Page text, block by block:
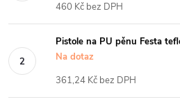
460 Kč bez DPH
Pistole na PU pěnu Festa
Na dotaz
361,24 Kč bez DPH